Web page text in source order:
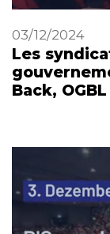
03/12/2024
Les
Back, OGBL